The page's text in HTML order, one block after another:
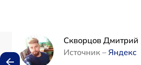
Скворцов Дмитрий
Источник – Яндекс